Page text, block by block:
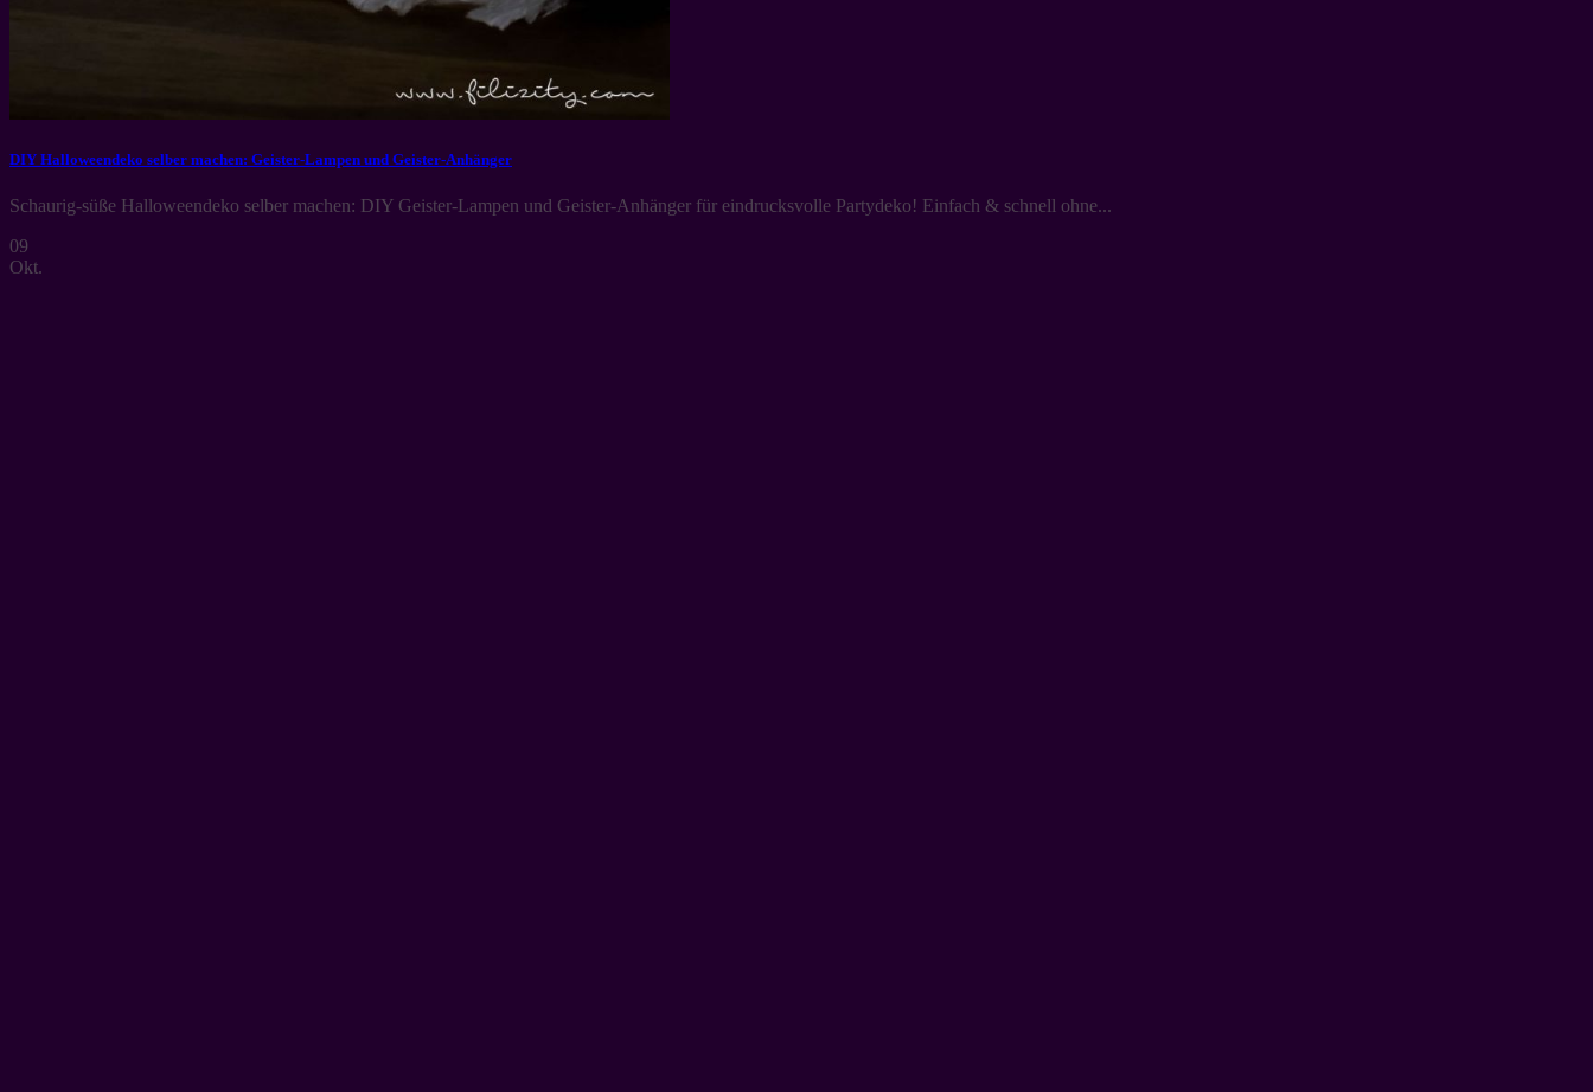
DIY Halloweendeko selber machen: Geister-Lampen und Geister-Anhänger
Schaurig-süße Halloweendeko selber machen: DIY Geister-Lampen und Geister-Anhänger für eindrucksvolle Partydeko! Einfach & schnell ohne...
09
Okt.